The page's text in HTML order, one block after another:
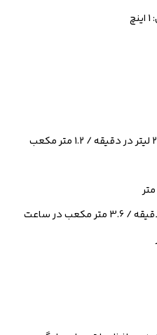
آبدهی در نقطه عملکرد: 20 لیتر در دقیقه / 1.2 متر مکعب